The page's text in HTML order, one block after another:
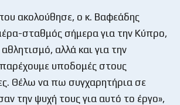
ακολούθησε, ο κ. Βαφεάδης
σταθμός σήμερα για την Κύπρο,
αλλά και για την
υποδομές στους
Θέλω να πω συγχαρητήρια σε
την ψυχή τους για αυτό το έργο»,